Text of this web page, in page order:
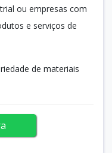
ou empresas com
e serviços de
de materiais